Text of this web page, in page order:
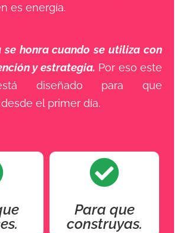
es energía.
se honra cuando se utiliza con
y estrategia. Por eso este
diseñado para que
el primer día.
Para que
construyas.